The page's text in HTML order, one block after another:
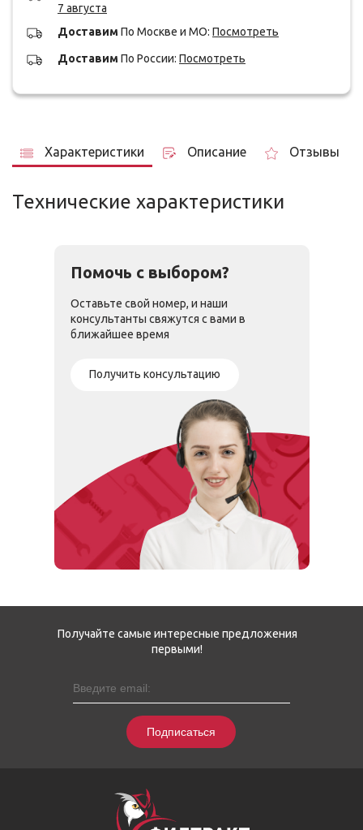
7 августа
Доставим По Москве и МО: Посмотреть
Доставим По России: Посмотреть
Характеристики Описание Отзывы
Технические характеристики
Помочь с выбором?
Оставьте свой номер, и наши
консультанты свяжутся с вами в
ближайшее время
Получить консультацию
Получайте самые интересные предложения
первыми!
Подписаться